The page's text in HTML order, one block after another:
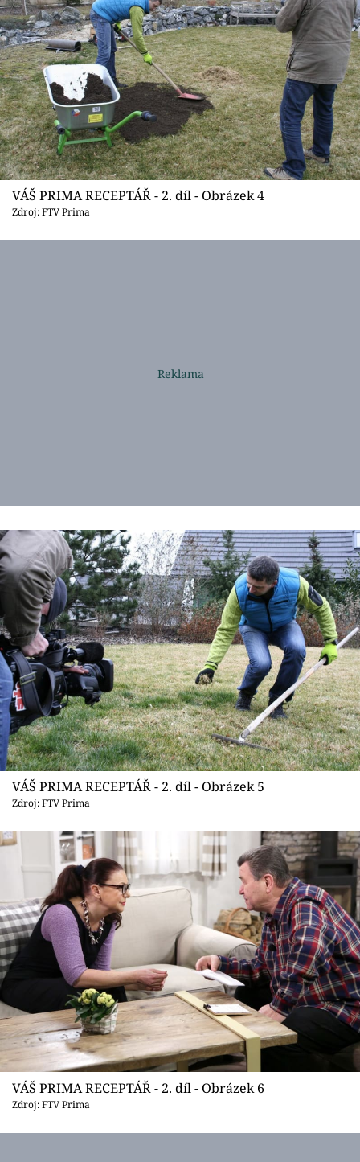
VÁŠ PRIMA RECEPTÁŘ - 2. díl - Obrázek 4
Zdroj: FTV Prima
VÁŠ PRIMA RECEPTÁŘ - 2. díl - Obrázek 5
Zdroj: FTV Prima
VÁŠ PRIMA RECEPTÁŘ - 2. díl - Obrázek 6
Zdroj: FTV Prima